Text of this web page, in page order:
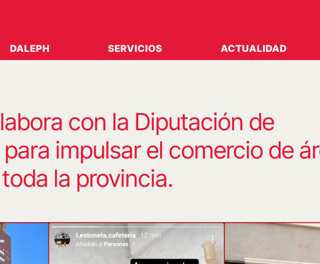
DALEPH SERVICIOS ACTUALIDAD
con la Diputación de
impulsar el comercio de
la provincia.